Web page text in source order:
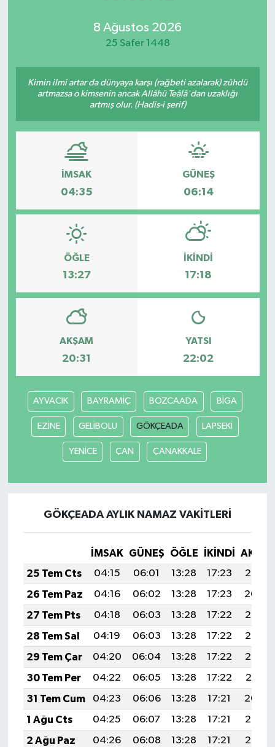
8 Ağustos 2026
25 Safer 1448
Kimin ilmi artar da dünyaya karşı (rağbeti azalarak) zühdü
artmazsa o kimsenin ancak Allâhü Teâlâ'dan uzaklığı
artmış olur. (Hadis-i şerif)
İMSAK
04:35
GÜNEŞ
06:14
ÖĞLE
13:27
İKINDI
17:18
AKŞAM
20:31
YATSI
22:02
AYVACIK BAYRAMİÇ BOZCAADA BİGA
EZİNE GELİBOLU GÖKÇEADA LAPSEKİ
YENİCE ÇAN ÇANAKKALE
GÖKÇEADA AYLIK NAMAZ VAKITLERI
İMSAK GÜNEŞ ÖĞLE İKINDI
25 Tem Cts
04:15 06:01 13:28 17:23
20:45
26 Tem Paz
04:16 06:02 13:28 17:23
20:44
27 Tem Pts
04:18 06:03 13:28 17:22
20:43
28 Tem Sal
04:19 06:03 13:28 17:22
20:43
29 Tem Çar
04:20 06:04 13:28 17:22
20:42
30 Tem Per
04:22 06:05 13:28 17:22
20:41
31 Tem Cum
04:23 06:06 13:28 17:21
20:40
1 Ağu Cts
04:25 06:07 13:28 17:21
20:39
2 Ağu Paz
04:26 06:08 13:28 17:21
20:38
Yaşam